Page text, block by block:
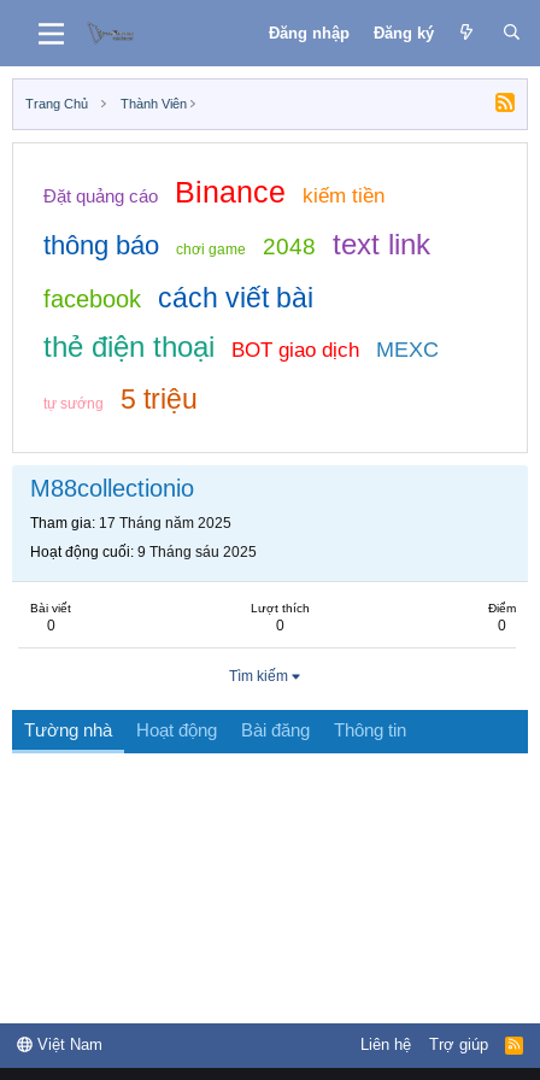
Đăng nhập Đăng ký
Trang Chủ Thành Viên
Đặt quảng cáo Binance kiếm tiền
thông báo chơi game 2048 text link
facebook cách viết bài
thẻ điện thoại BOT giao dịch MEXC
tự sướng 5 triệu
M88collectionio
Tham gia 17 Tháng năm 2025
Hoạt động cuối 9 Tháng sáu 2025
Bài viết
0
Lượt thích
0
Điểm
0
Tìm kiếm
Tường nhà Hoạt động Bài đăng Thông tin
Việt Nam Liên hệ Trợ giúp
R